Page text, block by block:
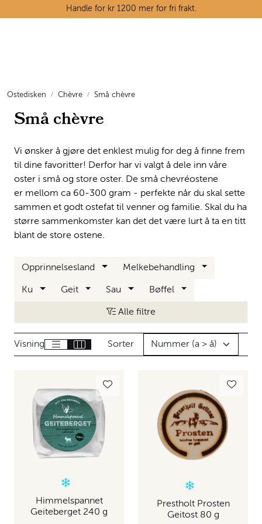
Skip to main contentHandle for kr 1200 mer for fri frakt.
Ostedisken Chèvre Små chèvre
Små chèvre
Vi ønsker å gjøre det enklest mulig for deg å finne frem
til dine favoritter! Derfor har vi valgt å dele inn våre
oster i små og store oster. De små chevréostene
er mellom ca 60-300 gram - perfekte når du skal sette
sammen et godt ostefat til venner og familie. Skal du ha
større sammenkomster kan det det være lurt å ta en titt
blant de store ostene.
Opprinnelsesland Melkebehandling
Ku Geit Sau Bøffel
Alle filtre
Visning Sorter
Himmelspannet
Geiteberget 240 g
Prestholt Prosten
Geitost 80 g
Tørrvarehylla
Oppskrifter
Kunnskapshjørnet